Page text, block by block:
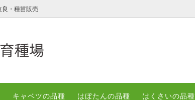
良・種苗販売
カタログについて
キャベツの品種 はぼたんの品種 はくさいの品種